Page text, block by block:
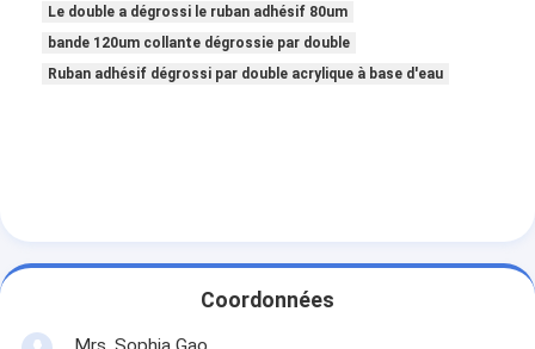
Ruban adhésif d'ANIMAL FAMILIER
Le double a dégrossi le ruban adhésif 80um
bande 120um collante dégrossie par double
Ruban adhésif dégrossi par double acrylique à base d'eau
Coordonnées